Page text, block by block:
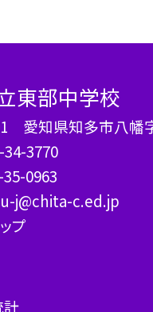
東部中学校
愛知県知多市八幡
34-3770
35-0963
j@chita-c.ed.jp
プ
計